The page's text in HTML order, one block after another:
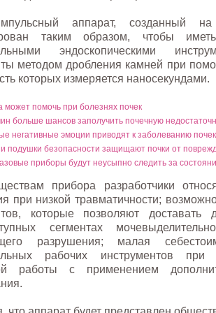
аппарат,
таким образом, чтобы
эндоскопическими
методом дробления камней при
которых измеряется наносекундами.
может помочь при болезнях почек
больше шансов заполучить почечную
негативные эмоции приводят к заболеванию почек
подушки безопасности защищают почки от
приборы будут неусыпно следить за
прибора разработчики
при низкой травматичности;
которые позволяют
сегментах
разрушения; малая
рабочих инструментов при
работы с применением